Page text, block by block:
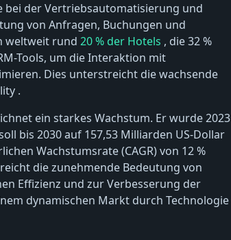
bei der Vertriebsautomatisierung und
von Anfragen, Buchungen und
weltweit rund 20 % der Hotels , die 32 %
Tools, um die Interaktion mit
Dies unterstreicht die wachsende
.
ein starkes Wachstum. Er wurde 2023
bis 2030 auf 157,53 Milliarden US-Dollar
Wachstumsrate (CAGR) von 12 %
die zunehmende Bedeutung von
Effizienz und zur Verbesserung der
dynamischen Markt durch Technologie